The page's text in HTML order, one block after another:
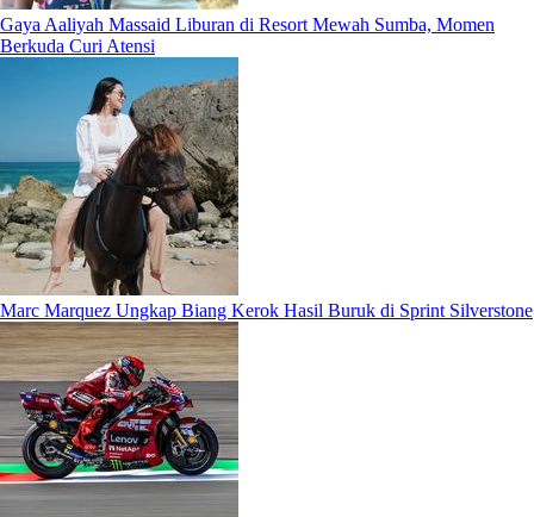
Gaya Aaliyah Massaid Liburan di Resort Mewah Sumba, Momen
Berkuda Curi Atensi
Marc Marquez Ungkap Biang Kerok Hasil Buruk di Sprint Silverstone